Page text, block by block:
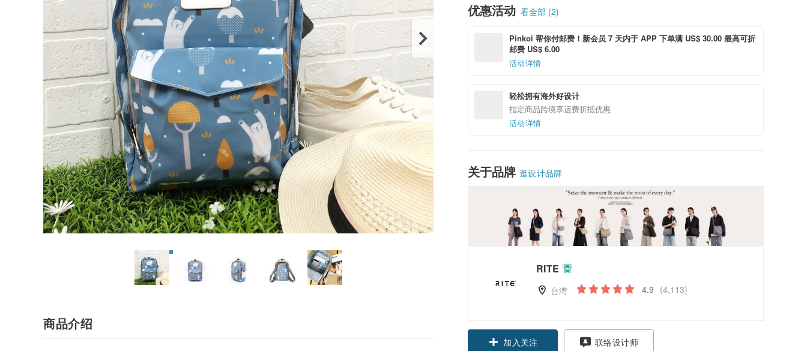
优惠活动 看全部 (2)
Pinkoi 帮你付邮费！新会员 7 天内于 APP 下单满 US$ 30.00 最高可折
邮费 US$ 6.00
活动详情
轻松拥有海外好设计
指定商品跨境享运费折抵优惠
活动详情
关于品牌 逛设计品牌
RITE
台湾 4.9 (4,113)
加入关注 联络设计师
商品介绍